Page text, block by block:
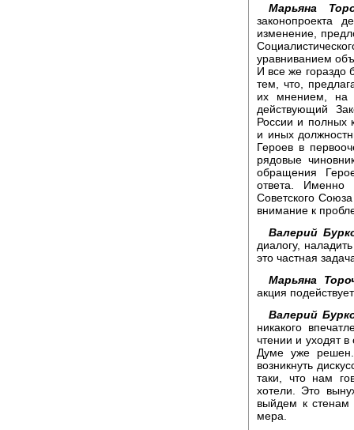
Марьяна
законопроекта
изменение,
уравниванием
И все же гораздо
тем, что,
их мнением, на
действующий
России и полных
и иных
Героев в
рядовые
обращения
ответа. Именно
Советского
внимание к
Валерий
диалогу,
это частная
Марьяна
акция
Валерий
никакого
чтении и уходят
Думе уже решен.
возникнуть
таки, что нам
хотели. Это
выйдем к стенам
мера.